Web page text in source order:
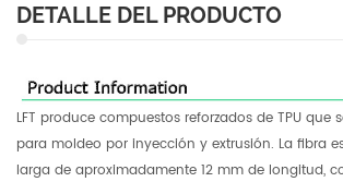
DETALLE DEL PRODUCTO
LFT produce compuestos reforzados de TPU que
para moldeo por inyección y extrusión. La fibra
larga de aproximadamente 12 mm de longitud,